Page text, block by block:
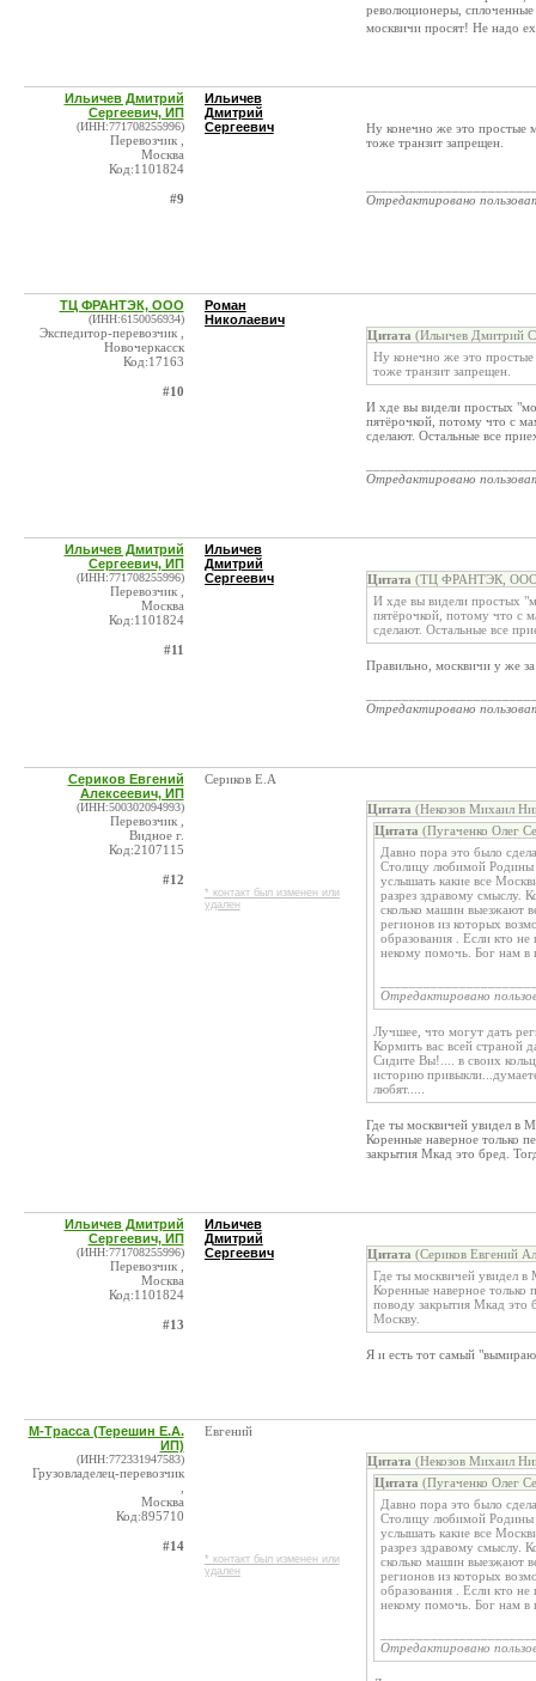
революционеры,
москвичи просят! Не надо
Ильичев Дмитрий
Сергеевич, ИП
(ИНН:771708255996)
Перевозчик ,
Москва
Код:1101824
#9
Ильичев
Дмитрий
Сергеевич
Ну конечно же это простые
тоже транзит запрещен.
Отредактировано
ТЦ ФРАНТЭК, ООО
(ИНН:6150056934)
Экспедитор-перевозчик ,
Новочеркасск
Код:17163
#10
Роман
Николаевич
Цитата (Ильичев Дмитрий
Ну конечно же это простые
тоже транзит запрещен.
И хде вы видели простых
пятёрочкой, потому что с
сделают. Остальные все
Отредактировано
Ильичев Дмитрий
Сергеевич, ИП
(ИНН:771708255996)
Перевозчик ,
Москва
Код:1101824
#11
Ильичев
Дмитрий
Сергеевич
Цитата (ТЦ ФРАНТЭК, ООО
И хде вы видели простых
пятёрочкой, потому что с
сделают. Остальные все
Правильно, москвичи у же
Отредактировано
Сериков Евгений
Алексеевич, ИП
(ИНН:500302094993)
Перевозчик ,
Видное г.
Код:2107115
#12
Сериков Е.А
* контакт был изменен или
удален
Цитата (Некозов Михаил
Цитата (Пугаченко Олег
Давно пора это было
Столицу любимой Родины
услышать какие все
разрез здравому смыслу.
сколько машин выезжают
регионов из которых
образования . Если кто
некому помочь. Бог нам в
Отредактировано
Лучшее, что могут дать
Кормить вас всей страной
Сидите Вы!.... в своих
историю
любят.....
Где ты москвичей увидел в
Коренные наверное только
закрытия Мкад это бред.
Ильичев Дмитрий
Сергеевич, ИП
(ИНН:771708255996)
Перевозчик ,
Москва
Код:1101824
#13
Ильичев
Дмитрий
Сергеевич
Цитата (Сериков Евгений
Где ты москвичей увидел в
Коренные наверное только
поводу закрытия Мкад это
Москву.
Я и есть тот самый
М-Трасса (Терешин Е.А.
ИП)
(ИНН:772331947583)
Грузовладелец-перевозчик
Москва
Код:895710
#14
Евгений
* контакт был изменен или
удален
Цитата (Некозов Михаил
Цитата (Пугаченко Олег
Давно пора это было
Столицу любимой Родины
услышать какие все
разрез здравому смыслу.
сколько машин выезжают
регионов из которых
образования . Если кто
некому помочь. Бог нам в
Отредактировано